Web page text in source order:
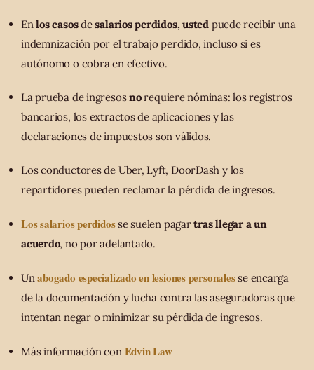
Enlos casosdesalarios perdidos, usted puede recibir una
indemnización por el trabajo perdido, incluso si es
autónomo o cobra en efectivo.
La prueba de ingresosnorequiere nóminas: los registros
bancarios, los extractos de aplicaciones y las
declaraciones de impuestos son válidos.
Los conductores de Uber, Lyft, DoorDash y los
repartidores pueden reclamar la pérdida de ingresos.
Los salarios perdidosse suelen pagartras llegar a un
acuerdo, no por adelantado.
Unabogado especializado en lesiones personalesse encarga
de la documentación y lucha contra las aseguradoras que
intentan negar o minimizar su pérdida de ingresos.
Más información con Edvin Law